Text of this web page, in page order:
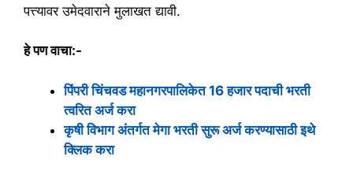
पत्त्यावर उमेदवाराने मुलाखत द्यावी.
हे पण वाचा:-
पिंपरी चिंचवड महानगरपालिकेत 16 हजार पदाची भरती
त्वरित अर्ज करा
कृषी विभाग अंतर्गत मेगा भरती सुरू अर्ज करण्यासाठी इथे
क्लिक करा